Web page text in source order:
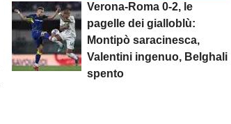
Verona-Roma 0-2, le
pagelle dei gialloblù:
Montipò saracinesca,
Valentini ingenuo, Belghali
spento